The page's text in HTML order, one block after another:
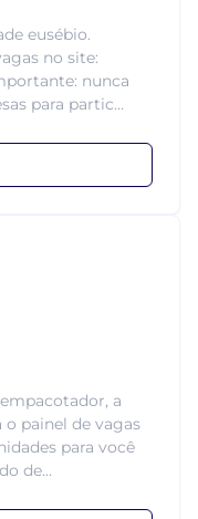
eusébio.
no site:
nunca
para partic...
a
o painel de vagas
para você
de...